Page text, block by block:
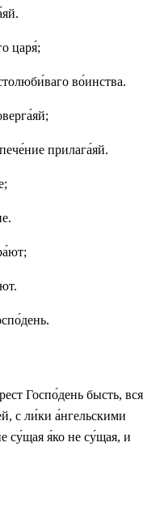
царя́;
во́инства.
прилага́яй.
Госпо́день бысть, вся
с ли́ки а́нгельскими
су́щая я́ко не су́щая, и